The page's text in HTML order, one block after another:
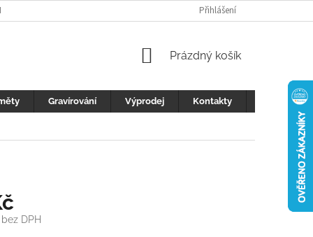
REKLAMACE
Přihlášení
NÁKUPNÍ
Prázdný košík
Gravírování Výprodej Kontakty
DPH